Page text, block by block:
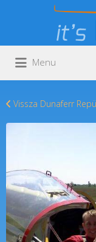
Keresés:
Menu
Vissza Dunaferr